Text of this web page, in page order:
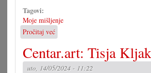
Tagovi:
Moje mišljenje
Pročitaj već
Kako
probuditi
kazališće?
Centar.art: Tisja
uto, 14/05/2024 - 11:22